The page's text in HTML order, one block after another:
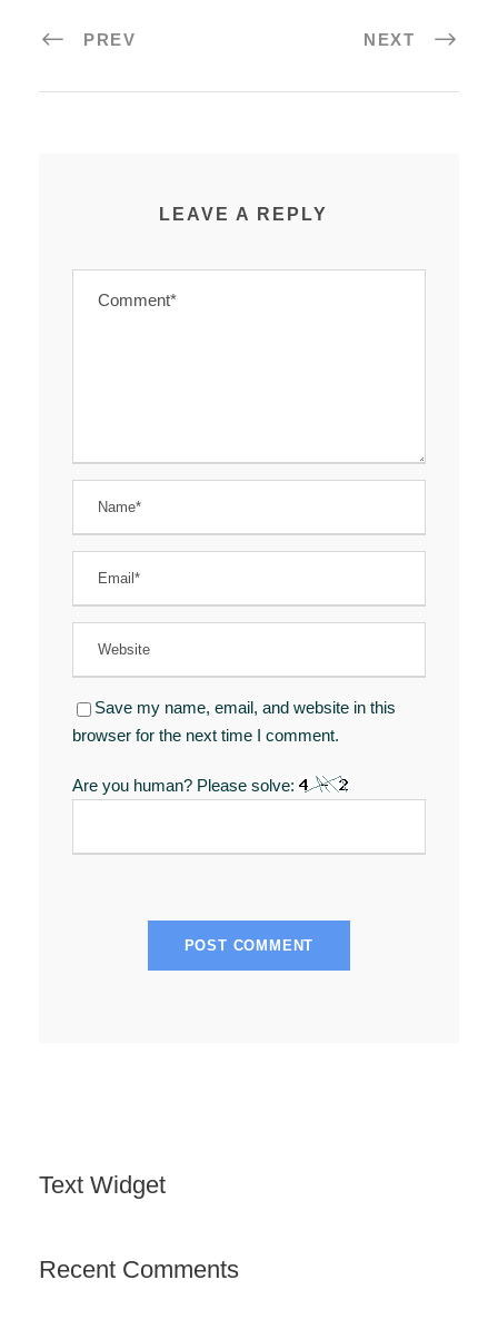
PREV NEXT
LEAVE A REPLY
Save my name, email, and website in this
browser for the next time I comment.
Are you human? Please solve:
Text Widget
Recent Comments